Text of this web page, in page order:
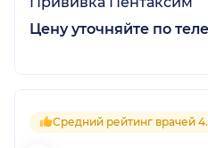
Цену уточняйте по
Средний рейтинг врачей